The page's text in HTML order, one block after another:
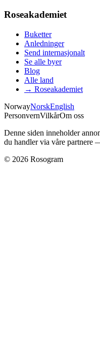
Roseakademiet
Buketter
Anledninger
Send internasjonalt
Se alle byer
Blog
Alle land
→ Roseakademiet
NorwayNorskEnglish
PersonvernVilkårOm oss
Denne siden inneholder
du handler via våre partnere
© 2026 Rosogram